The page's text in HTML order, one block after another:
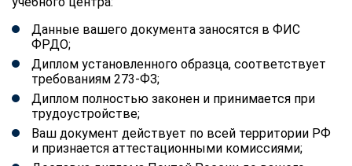
Данные вашего документа заносятся в ФИС
ФРДО;
Диплом установленного образца, соответствует
требованиям 273-ФЗ;
Диплом полностью законен и принимается при
трудоустройстве;
Ваш документ действует по всей территории РФ
и признается аттестационными комиссиями;